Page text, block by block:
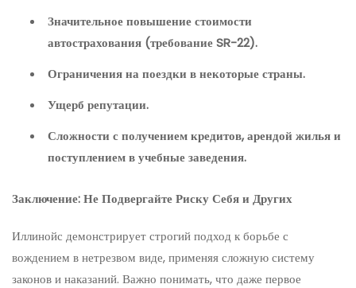
Значительное повышение стоимости
автострахования (требование SR-22).
Ограничения на поездки в некоторые страны.
Ущерб репутации.
Сложности с получением кредитов, арендой жилья и
поступлением в учебные заведения.
Заключение: Не Подвергайте Риску Себя и Других
Иллинойс демонстрирует строгий подход к борьбе с
вождением в нетрезвом виде, применяя сложную систему
законов и наказаний. Важно понимать, что даже первое